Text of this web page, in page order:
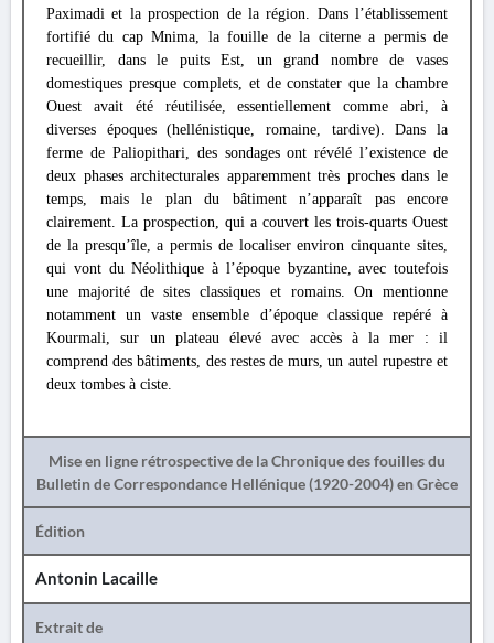
Paximadi et la prospection de la région. Dans l’établissement
fortifié du cap Mnima, la fouille de la citerne a permis de
recueillir, dans le puits Est, un grand nombre de vases
domestiques presque complets, et de constater que la chambre
Ouest avait été réutilisée, essentiellement comme abri, à
diverses époques (hellénistique, romaine, tardive). Dans la
ferme de Paliopithari, des sondages ont révélé l’existence de
deux phases architecturales apparemment très proches dans le
temps, mais le plan du bâtiment n’apparaît pas encore
clairement. La prospection, qui a couvert les trois-quarts Ouest
de la presqu’île, a permis de localiser environ cinquante sites,
qui vont du Néolithique à l’époque byzantine, avec toutefois
une majorité de sites classiques et romains. On mentionne
notamment un vaste ensemble d’époque classique repéré à
Kourmali, sur un plateau élevé avec accès à la mer : il
comprend des bâtiments, des restes de murs, un autel rupestre et
deux tombes à ciste.
Mise en ligne rétrospective de la Chronique des fouilles du
Bulletin de Correspondance Hellénique (1920-2004) en Grèce
Édition
Antonin Lacaille
Extrait de